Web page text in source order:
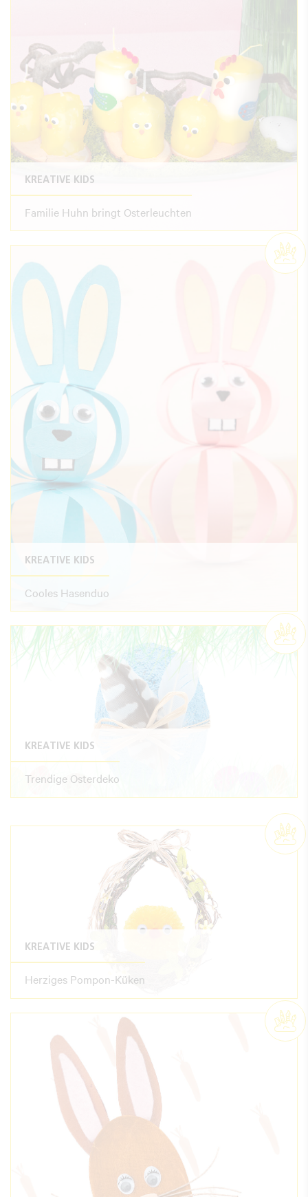
KREATIVE KIDS
Familie Huhn bringt Osterleuchten
KREATIVE KIDS
Cooles Hasenduo
KREATIVE KIDS
Trendige Osterdeko
KREATIVE KIDS
Herziges Pompon-Küken